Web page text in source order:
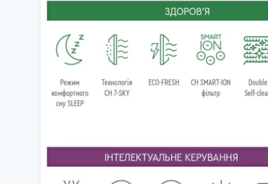
Температурний діапазон роботи на обігрів: До‑25 °C
Габарити зовнішнього блока:
830 × 540 × 325 мм
👨‍👩‍👧‍👦 Для кого підходить
🏠 Квартир або приватних будинків з
🧑‍💼 Спалень, дитячих кімнат або кабінетів —
💎 Інтер’єрів з темними або сучасними акцентами
🤝 Climat‑Opt — ваш надійний партнер
💬 Консультацію експертів, які допоможуть